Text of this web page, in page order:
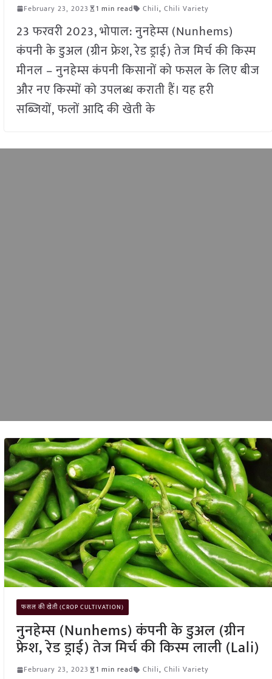
February 23, 2023 1 min read Chili, Chili Variety
23 फरवरी 2023, भोपाल: नुनहेम्स (Nunhems)
कंपनी के डुअल (ग्रीन फ्रेश, रेड ड्राई) तेज मिर्च की किस्म
मीनल – नुनहेम्स कंपनी किसानों को फसल के लिए बीज
और नए किस्मों को उपलब्ध कराती हैं। यह हरी
सब्जियों, फलों आदि की खेती के
फसल की खेती (CROP CULTIVATION)
नुनहेम्स (Nunhems) कंपनी के डुअल (ग्रीन
फ्रेश, रेड ड्राई) तेज मिर्च की किस्म लाली (Lali)
February 23, 2023 1 min read Chili, Chili Variety